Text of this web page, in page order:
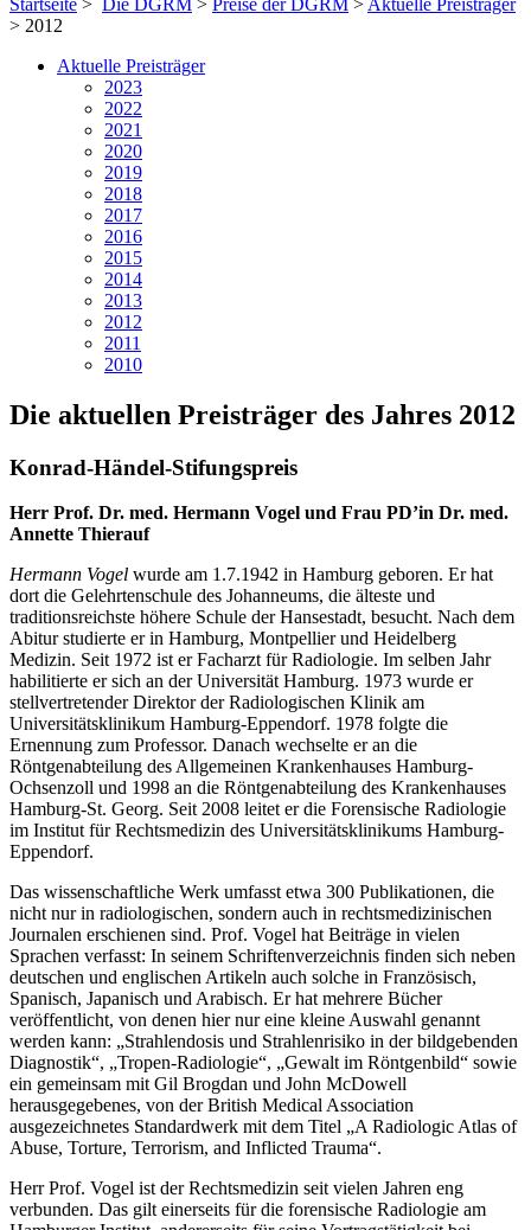
Startseite > Die DGRM > Preise der DGRM > Aktuelle Preisträger
> 2012
Aktuelle Preisträger
2023
2022
2021
2020
2019
2018
2017
2016
2015
2014
2013
2012
2011
2010
Die aktuellen Preisträger des Jahres 2012
Konrad-Händel-Stifungspreis
Herr Prof. Dr. med. Hermann Vogel und Frau PD’in Dr. med.
Annette Thierauf
Hermann Vogel wurde am 1.7.1942 in Hamburg geboren. Er hat
dort die Gelehrtenschule des Johanneums, die älteste und
traditionsreichste höhere Schule der Hansestadt, besucht. Nach dem
Abitur studierte er in Hamburg, Montpellier und Heidelberg
Medizin. Seit 1972 ist er Facharzt für Radiologie. Im selben Jahr
habilitierte er sich an der Universität Hamburg. 1973 wurde er
stellvertretender Direktor der Radiologischen Klinik am
Universitätsklinikum Hamburg-Eppendorf. 1978 folgte die
Ernennung zum Professor. Danach wechselte er an die
Röntgenabteilung des Allgemeinen Krankenhauses Hamburg-
Ochsenzoll und 1998 an die Röntgenabteilung des Krankenhauses
Hamburg-St. Georg. Seit 2008 leitet er die Forensische Radiologie
im Institut für Rechtsmedizin des Universitätsklinikums Hamburg-
Eppendorf.
Das wissenschaftliche Werk umfasst etwa 300 Publikationen, die
nicht nur in radiologischen, sondern auch in rechtsmedizinischen
Journalen erschienen sind. Prof. Vogel hat Beiträge in vielen
Sprachen verfasst: In seinem Schriftenverzeichnis finden sich neben
deutschen und englischen Artikeln auch solche in Französisch,
Spanisch, Japanisch und Arabisch. Er hat mehrere Bücher
veröffentlicht, von denen hier nur eine kleine Auswahl genannt
werden kann: „Strahlendosis und Strahlenrisiko in der bildgebenden
Diagnostik“, „Tropen-Radiologie“, „Gewalt im Röntgenbild“ sowie
ein gemeinsam mit Gil Brogdan und John McDowell
herausgegebenes, von der British Medical Association
ausgezeichnetes Standardwerk mit dem Titel „A Radiologic Atlas of
Abuse, Torture, Terrorism, and Inflicted Trauma“.
Herr Prof. Vogel ist der Rechtsmedizin seit vielen Jahren eng
verbunden. Das gilt einerseits für die forensische Radiologie am